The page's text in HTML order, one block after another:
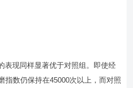
表现同样显著优于对照组。即使经
指数仍保持在45000次以上，而对照